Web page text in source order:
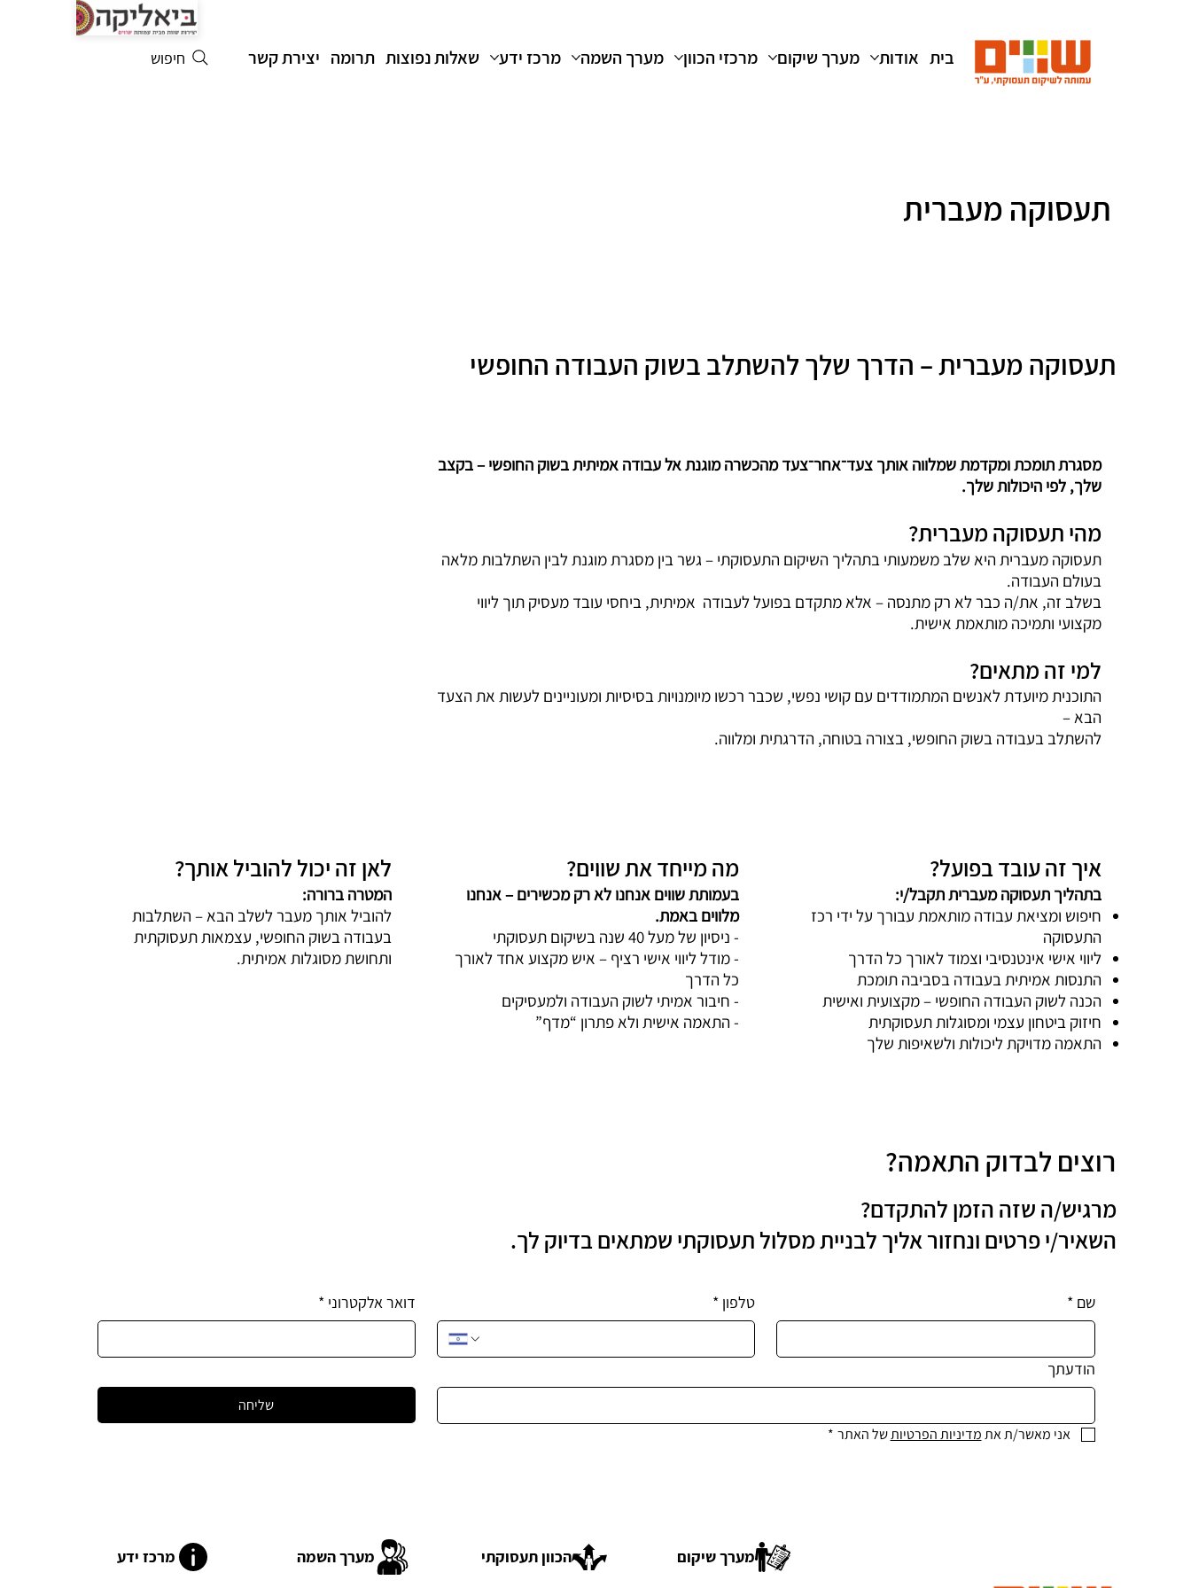
חיפוש בית אודות מערך שיקום מרכזי הכוון מערך השמה מרכז ידע שאלות נפוצות תרומה יצירת קשר
תעסוקה מעברית
תעסוקה מעברית – הדרך שלך להשתלב בשוק העבודה החופשי
מסגרת תומכת ומקדמת שמלווה אותך צעד־אחר־צעד מהכשרה מוגנת אל עבודה אמיתית בשוק החופשי – בקצב
שלך, לפי היכולות שלך.
מהי תעסוקה מעברית?
תעסוקה מעברית היא שלב משמעותי בתהליך השיקום התעסוקתי – גשר בין מסגרת מוגנת לבין השתלבות מלאה
בעולם העבודה.
בשלב זה, את/ה כבר לא רק מתנסה – אלא מתקדם בפועל לעבודה אמיתית, ביחסי עובד מעסיק תוך ליווי
מקצועי ותמיכה מותאמת אישית.
למי זה מתאים?
התוכנית מיועדת לאנשים המתמודדים עם קושי נפשי, שכבר רכשו מיומנויות בסיסיות ומעוניינים לעשות את הצעד
הבא –
להשתלב בעבודה בשוק החופשי, בצורה בטוחה, הדרגתית ומלווה.
איך זה עובד בפועל?
בתהליך תעסוקה מעברית תקבל/י:
חיפוש ומציאת עבודה מותאמת עבורך על ידי רכז
התעסוקה
ליווי אישי אינטנסיבי וצמוד לאורך כל הדרך
התנסות אמיתית בעבודה בסביבה תומכת
הכנה לשוק העבודה החופשי – מקצועית ואישית
חיזוק ביטחון עצמי ומסוגלות תעסוקתית
התאמה מדויקת ליכולות ולשאיפות שלך
מה מייחד את שווים?
בעמותת שווים אנחנו לא רק מכשירים – אנחנו
מלווים באמת.
- ניסיון של מעל 40 שנה בשיקום תעסוקתי
- מודל ליווי אישי רציף – איש מקצוע אחד לאורך
כל הדרך
- חיבור אמיתי לשוק העבודה ולמעסיקים
- התאמה אישית ולא פתרון “מדף”
לאן זה יכול להוביל אותך?
המטרה ברורה:
להוביל אותך מעבר לשלב הבא – השתלבות
בעבודה בשוק החופשי, עצמאות תעסוקתית
ותחושת מסוגלות אמיתית.
רוצים לבדוק התאמה?
מרגיש/ה שזה הזמן להתקדם?
השאיר/י פרטים ונחזור אליך לבניית מסלול תעסוקתי שמתאים בדיוק לך.
שם * טלפון * דואר אלקטרוני *
הודעתך
שליחה
אני מאשר/ת את מדיניות הפרטיות של האתר *
מערך השמה הכוון תעסוקתי מרכז ידע מערך שיקום